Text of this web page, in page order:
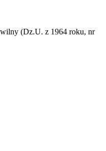
(Dz.U. z 1964 roku, nr